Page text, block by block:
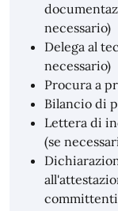
necessario)
Delega al
necessario)
Procura a
Bilancio di
Lettera di
(se
committenti